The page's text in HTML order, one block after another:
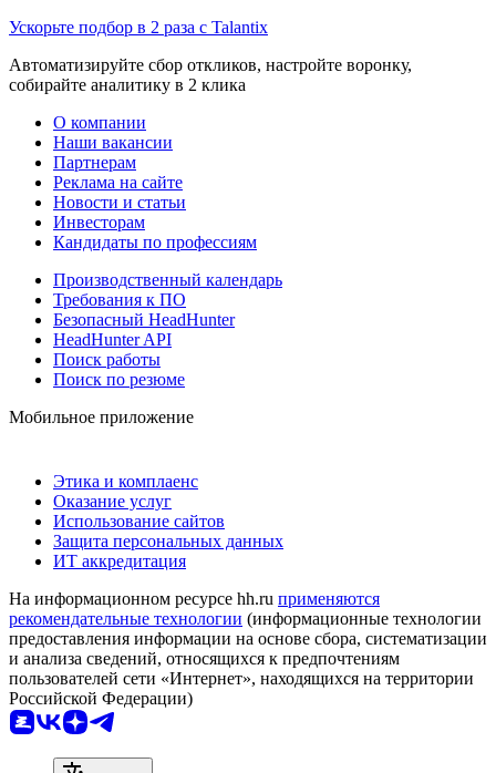
Ускорьте подбор в 2 раза с Talantix
Автоматизируйте сбор откликов, настройте воронку,
собирайте аналитику в 2 клика
О компании
Наши вакансии
Партнерам
Реклама на сайте
Новости и статьи
Инвесторам
Кандидаты по профессиям
Производственный календарь
Требования к ПО
Безопасный HeadHunter
HeadHunter API
Поиск работы
Поиск по резюме
Мобильное приложение
Этика и комплаенс
Оказание услуг
Использование сайтов
Защита персональных данных
ИТ аккредитация
На информационном ресурсе hh.ru применяются
рекомендательные технологии (информационные технологии
предоставления информации на основе сбора, систематизации
и анализа сведений, относящихся к предпочтениям
пользователей сети «Интернет», находящихся на территории
Российской Федерации)